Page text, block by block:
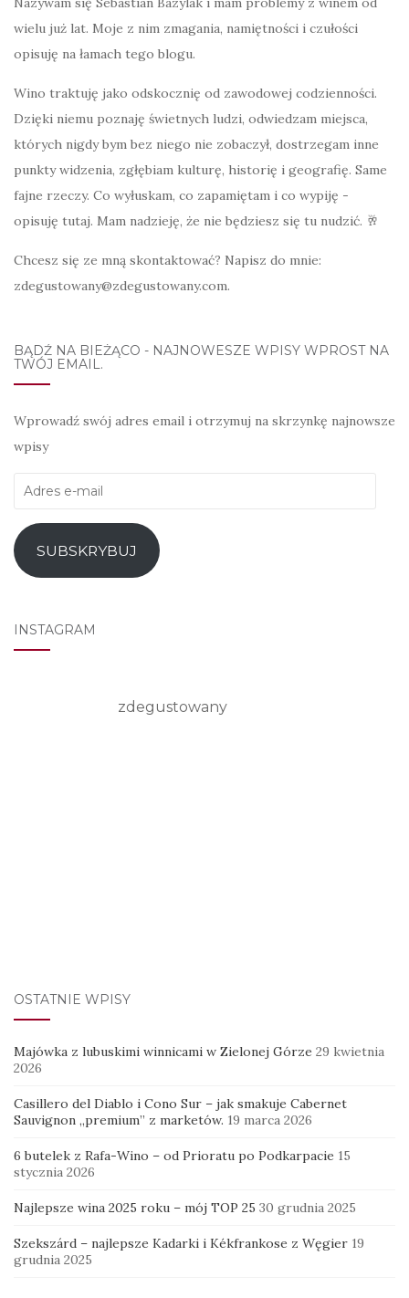
wielu już lat. Moje z nim zmagania, namiętności i czułości
opisuję na łamach tego blogu.
Wino traktuję jako odskocznię od zawodowej codzienności.
Dzięki niemu poznaję świetnych ludzi, odwiedzam miejsca,
których nigdy bym bez niego nie zobaczył, dostrzegam inne
punkty widzenia, zgłębiam kulturę, historię i geografię. Same
fajne rzeczy. Co wyłuskam, co zapamiętam i co wypiję -
opisuję tutaj. Mam nadzieję, że nie będziesz się tu nudzić. 🥂
Chcesz się ze mną skontaktować? Napisz do mnie:
zdegustowany@zdegustowany.com.
BĄDŹ NA BIEŻĄCO - NAJNOWESZE WPISY WPROST NA
TWÓJ EMAIL.
Wprowadź swój adres email i otrzymuj na skrzynkę najnowsze
wpisy
Adres
mail
SUBSKRYBUJ
INSTAGRAM
zdegustowany
OSTATNIE WPISY
Majówka z lubuskimi winnicami w Zielonej Górze 29 kwietnia
2026
Casillero del Diablo i Cono Sur – jak smakuje Cabernet
Sauvignon „premium” z marketów. 19 marca 2026
6 butelek z Rafa-Wino – od Prioratu po Podkarpacie 15
stycznia 2026
Najlepsze wina 2025 roku – mój TOP 25 30 grudnia 2025
Szekszárd – najlepsze Kadarki i Kékfrankose z Węgier 19
grudnia 2025